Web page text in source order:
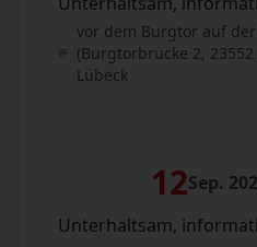
vor dem Burgtor auf
(Burgtorbrücke 2, 23552
Lübeck
12Sep.
Unterhaltsam,